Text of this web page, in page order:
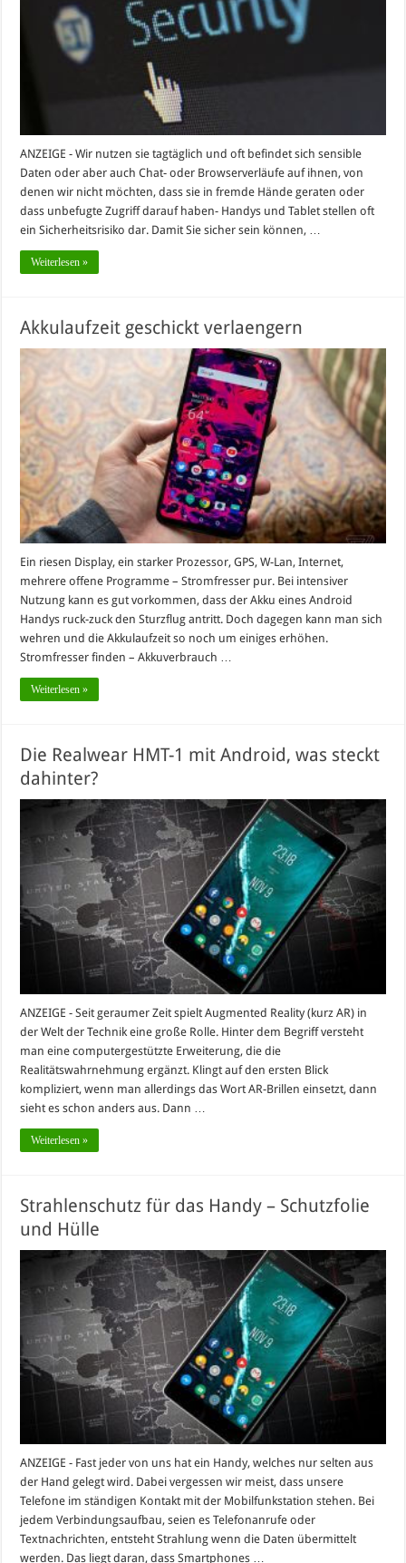
ANZEIGE - Wir nutzen sie tagtäglich und oft befindet sich sensible
Daten oder aber auch Chat- oder Browserverläufe auf ihnen, von
denen wir nicht möchten, dass sie in fremde Hände geraten oder
dass unbefugte Zugriff darauf haben- Handys und Tablet stellen oft
ein Sicherheitsrisiko dar. Damit Sie sicher sein können, …
Weiterlesen »
Akkulaufzeit geschickt verlaengern
Ein riesen Display, ein starker Prozessor, GPS, W-Lan, Internet,
mehrere offene Programme – Stromfresser pur. Bei intensiver
Nutzung kann es gut vorkommen, dass der Akku eines Android
Handys ruck-zuck den Sturzflug antritt. Doch dagegen kann man sich
wehren und die Akkulaufzeit so noch um einiges erhöhen.
Stromfresser finden – Akkuverbrauch …
Weiterlesen »
Die Realwear HMT-1 mit Android, was steckt
dahinter?
ANZEIGE - Seit geraumer Zeit spielt Augmented Reality (kurz AR) in
der Welt der Technik eine große Rolle. Hinter dem Begriff versteht
man eine computergestützte Erweiterung, die die
Realitätswahrnehmung ergänzt. Klingt auf den ersten Blick
kompliziert, wenn man allerdings das Wort AR-Brillen einsetzt, dann
sieht es schon anders aus. Dann …
Weiterlesen »
Strahlenschutz für das Handy – Schutzfolie
und Hülle
ANZEIGE - Fast jeder von uns hat ein Handy, welches nur selten aus
der Hand gelegt wird. Dabei vergessen wir meist, dass unsere
Telefone im ständigen Kontakt mit der Mobilfunkstation stehen. Bei
jedem Verbindungsaufbau, seien es Telefonanrufe oder
Textnachrichten, entsteht Strahlung wenn die Daten übermittelt
werden. Das liegt daran, dass Smartphones …